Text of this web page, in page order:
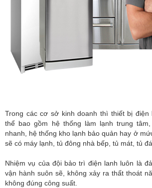
Trong các cơ sở kinh doanh thì thiết bị điện
thể bao gồm hệ thống làm lạnh trung
nhanh, hệ thống kho lạnh bảo quản hay ở
sẽ có máy lạnh, tủ đông nhà bếp, tủ mát, tủ
Nhiệm vụ của đội bảo trì điện lanh luôn là
vận hành suôn sẽ, không xảy ra thất thoát
không đúng công suất.